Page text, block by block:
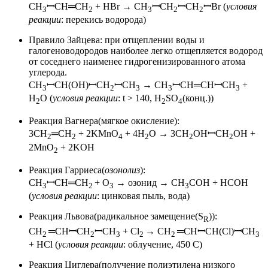
CH3ꟷCH═CH2 + HBr → CH3ꟷCH2ꟷCH2ꟷBr(условия
реакции: перекись водорода)
Правило Зайцева: при отщеплении воды и
галогеноводородов наиболее легко отщепляется водород
от соседнего наименее гидрогенизированного атома
углерода.
CH3ꟷCH(OH)ꟷCH2ꟷCH3 → CH3ꟷCH═CHꟷCH3 +
H2O (условия реакции: t > 140, H2SO4(конц.))
Реакция Вагнера(мягкое окисление):
3CH2═CH2 + 2KMnO4 + 4H2O → 3CH2OHꟷCH2OH +
2MnO2 + 2KOH
Реакция Гарриеса(озонолиз):
CH3ꟷCH═CH2 + O3 → озонид → CH3COH + HCOH
(условия реакции: цинковая пыль, вода)
Реакция Львова(радикальное замещение(SR)):
CH2 ═CHꟷCH2ꟷCH3 + Cl2 → CH2 ═CHꟷCH(Cl)ꟷCH3
+ HCl (условия реакции: облучение, 450 С)
Реакция Циглера(получение полиэтилена низкого